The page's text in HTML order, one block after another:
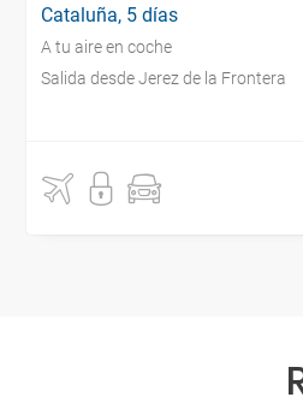
Cataluña, 5 días
A tu aire en coche
Salida desde Jerez de la Frontera